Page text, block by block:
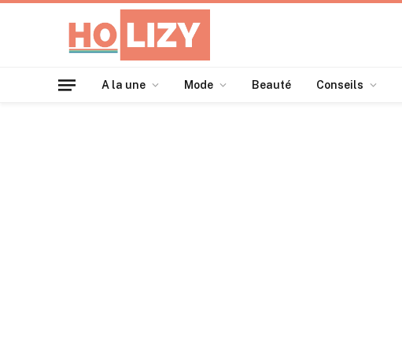
A la une Mode Beauté Conseils